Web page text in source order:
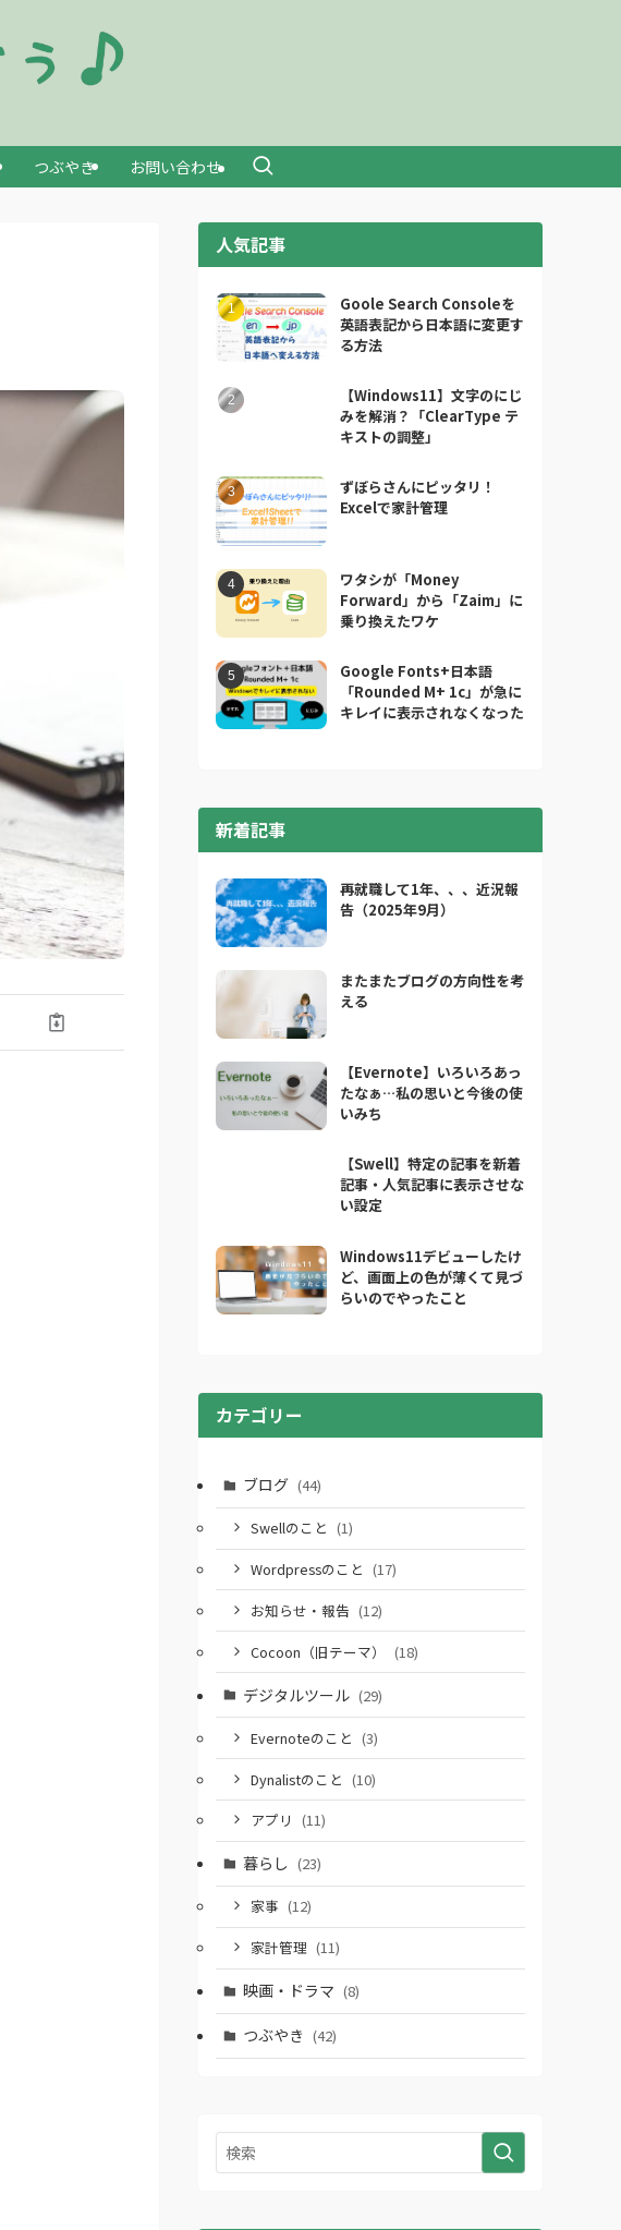
つぶやき お問い合わせ
人気記事
Goole Search Consoleを
英語表記から日本語に変更す
る方法
【Windows11】文字のにじ
みを解消？「ClearType テ
キストの調整」
ずぼらさんにピッタリ！
Excelで家計管理
ワタシが「Money
Forward」から「Zaim」に
乗り換えたワケ
Google Fonts+日本語
「Rounded M+ 1c」が急に
キレイに表示されなくなった
新着記事
再就職して1年、、、近況報
告（2025年9月）
またまたブログの方向性を考
える
【Evernote】いろいろあっ
たなぁ…私の思いと今後の使
いみち
【Swell】特定の記事を新着
記事・人気記事に表示させな
い設定
Windows11デビューしたけ
ど、画面上の色が薄くて見づ
らいのでやったこと
カテゴリー
ブログ (44)
Swellのこと (1)
Wordpressのこと (17)
お知らせ・報告 (12)
Cocoon（旧テーマ）
(18)
デジタルツール (29)
Evernoteのこと (3)
Dynalistのこと (10)
アプリ (11)
暮らし (23)
家事 (12)
家計管理 (11)
映画・ドラマ (8)
つぶやき (42)